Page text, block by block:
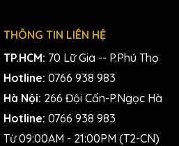
THÔNG TIN LIÊN HỆ
TP.HCM: 70 Lữ Gia -- P.Phú Thọ
Hotline: 0766 938 983
Hà Nội: 266 Đội Cấn-P.Ngọc Hà
Hotline: 0766 938 983
Từ 09:00AM - 21:00PM (T2-CN)